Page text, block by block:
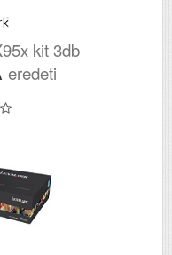
kit 3db
eredeti